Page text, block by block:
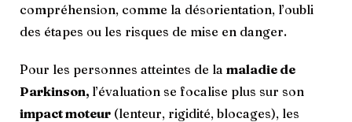
compréhension, comme la désorientation, l’oubli
des étapes ou les risques de mise en danger.
Pour les personnes atteintes de la maladie de
Parkinson, l’évaluation se focalise plus sur son
impact moteur (lenteur, rigidité, blocages), les